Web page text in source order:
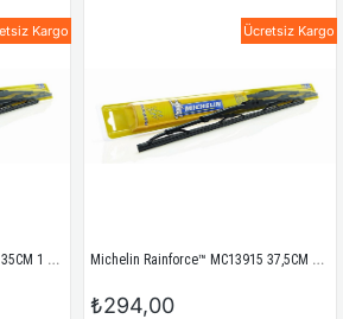
Michelin Rainforce™ MC13914 35CM 1 Adet Universal Telli Silecek
Kargo
Michelin Rainforce™ MC13915 37,5CM 1 Adet Universal Telli Silecek
₺294,00
Ücretsiz Kargo